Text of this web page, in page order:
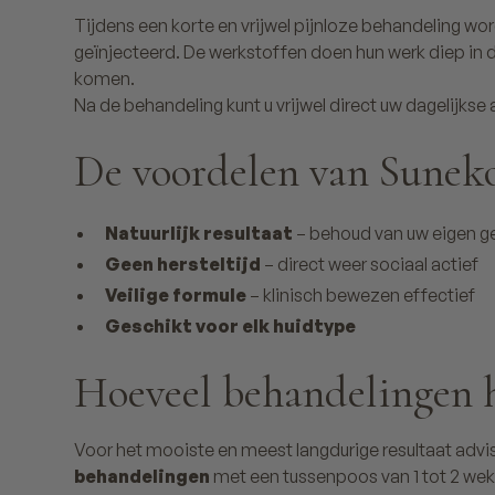
Tijdens een korte en vrijwel pijnloze behandeling
geïnjecteerd. De werkstoffen doen hun werk diep in
komen.
Na de behandeling kunt u vrijwel direct uw
De voordelen van
Natuurlijk resultaat – behoud van uw eigen
Geen hersteltijd – direct weer sociaal actief
Veilige formule – klinisch bewezen effectief
Geschikt voor elk huidtype
Hoeveel behandelingen
Voor het mooiste en meest langdurige resultaat
behandelingen met een tussenpoos van 1 tot 2